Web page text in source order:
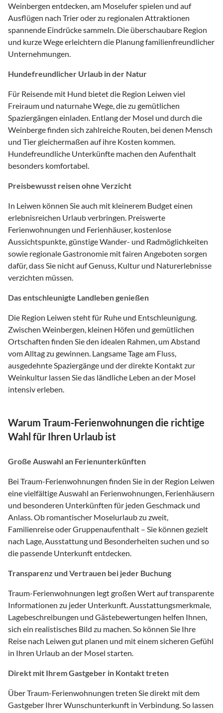
Weinbergen entdecken, am Moselufer spielen und auf
Ausflügen nach Trier oder zu regionalen Attraktionen
spannende Eindrücke sammeln. Die überschaubare Region
und kurze Wege erleichtern die Planung familienfreundlicher
Unternehmungen.
Hundefreundlicher Urlaub in der Natur
Für Reisende mit Hund bietet die Region Leiwen viel
Freiraum und naturnahe Wege, die zu gemütlichen
Spaziergängen einladen. Entlang der Mosel und durch die
Weinberge finden sich zahlreiche Routen, bei denen Mensch
und Tier gleichermaßen auf ihre Kosten kommen.
Hundefreundliche Unterkünfte machen den Aufenthalt
besonders komfortabel.
Preisbewusst reisen ohne Verzicht
In Leiwen können Sie auch mit kleinerem Budget einen
erlebnisreichen Urlaub verbringen. Preiswerte
Ferienwohnungen und Ferienhäuser, kostenlose
Aussichtspunkte, günstige Wander- und Radmöglichkeiten
sowie regionale Gastronomie mit fairen Angeboten sorgen
dafür, dass Sie nicht auf Genuss, Kultur und Naturerlebnisse
verzichten müssen.
Das entschleunigte Landleben genießen
Die Region Leiwen steht für Ruhe und Entschleunigung.
Zwischen Weinbergen, kleinen Höfen und gemütlichen
Ortschaften finden Sie den idealen Rahmen, um Abstand
vom Alltag zu gewinnen. Langsame Tage am Fluss,
ausgedehnte Spaziergänge und der direkte Kontakt zur
Weinkultur lassen Sie das ländliche Leben an der Mosel
intensiv erleben.
Warum Traum-Ferienwohnungen die richtige
Wahl für Ihren Urlaub ist
Große Auswahl an Ferienunterkünften
Bei Traum-Ferienwohnungen finden Sie in der Region Leiwen
eine vielfältige Auswahl an Ferienwohnungen, Ferienhäusern
und besonderen Unterkünften für jeden Geschmack und
Anlass. Ob romantischer Moselurlaub zu zweit,
Familienreise oder Gruppenaufenthalt – Sie können gezielt
nach Lage, Ausstattung und Besonderheiten suchen und so
die passende Unterkunft entdecken.
Transparenz und Vertrauen bei jeder Buchung
Traum-Ferienwohnungen legt großen Wert auf transparente
Informationen zu jeder Unterkunft. Ausstattungsmerkmale,
Lagebeschreibungen und Gästebewertungen helfen Ihnen,
sich ein realistisches Bild zu machen. So können Sie Ihre
Reise nach Leiwen gut planen und mit einem sicheren Gefühl
in Ihren Urlaub an der Mosel starten.
Direkt mit Ihrem Gastgeber in Kontakt treten
Über Traum-Ferienwohnungen treten Sie direkt mit dem
Gastgeber Ihrer Wunschunterkunft in Verbindung. So lassen